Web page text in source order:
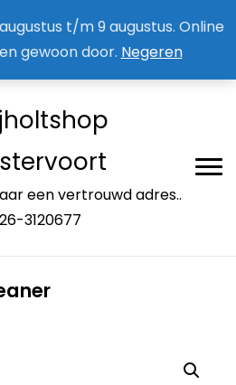
t/m 9 augustus. Online
gewoon door. Negeren
een vertrouwd adres..
3120677